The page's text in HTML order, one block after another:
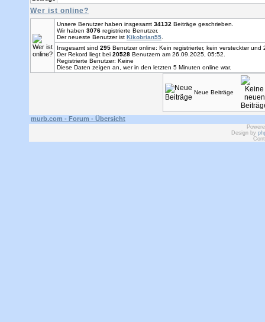
Wer ist online?
Unsere Benutzer haben insgesamt 34132 Beiträge geschrieben.
Wir haben 3076 registrierte Benutzer.
Der neueste Benutzer ist Kikobrian55
Insgesamt sind 295 Benutzer online: Kein registrierter, kein versteckter
Der Rekord liegt bei 20528 Benutzern am 26.09.2025, 05:52.
Registrierte Benutzer: Keine
Diese Daten zeigen an, wer in den letzten 5 Minuten online war.
Neue Beiträge
murb.com - Forum - Übersicht
Design by